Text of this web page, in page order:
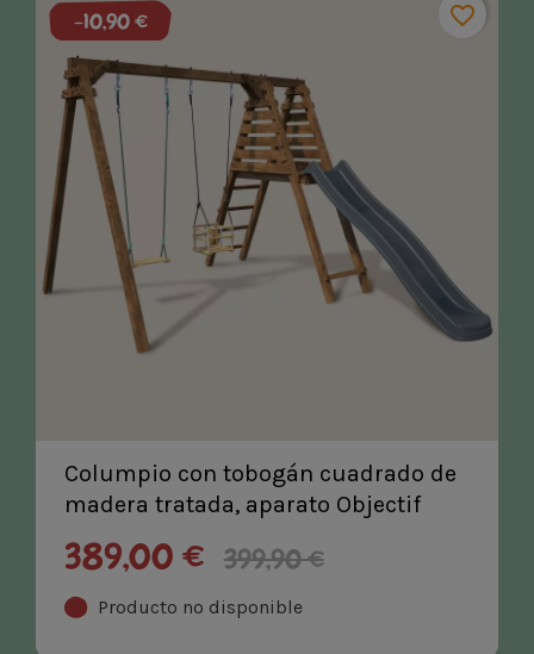
Columpio con tobogán cuadrado de
madera tratada, aparato Objectif
Nature 2 - Prune
389,00 € 399,90 €
Producto no disponible
-10,90 € favorite_border